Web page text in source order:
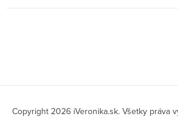
Copyright 2026 iVeronika.sk. Všetky práva